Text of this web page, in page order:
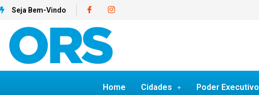
Seja Bem-Vindo
Home Cidades Poder Executivo